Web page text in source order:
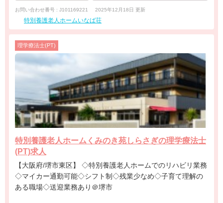
お問い合わせ番号 : J101169221 2025年12月18日 更新
特別養護老人ホームいなば荘
理学療法士(PT)
特別養護老人ホームくみのき苑しらさぎの理学療法士
(PT)求人
【大阪府/堺市東区】 ◇特別養護老人ホームでのリハビリ業務
◇マイカー通勤可能◇シフト制◇残業少なめ◇子育て理解の
ある職場◇送迎業務あり＠堺市